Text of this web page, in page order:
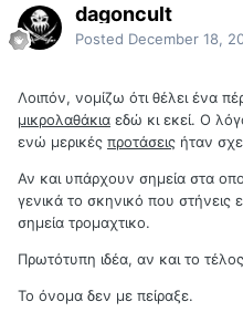
dagoncult
Posted December 18,
Λοιπόν, νομίζω ότι θέλει ένα
μικρολαθάκια εδώ κι εκεί. Ο
ενώ μερικές προτάσεις ήταν
Αν και υπάρχουν σημεία στα
γενικά το σκηνικό που στήνεις
σημεία τρομαχτικο.
Πρωτότυπη ιδέα, αν και το
Το όνομα δεν με πείραξε.